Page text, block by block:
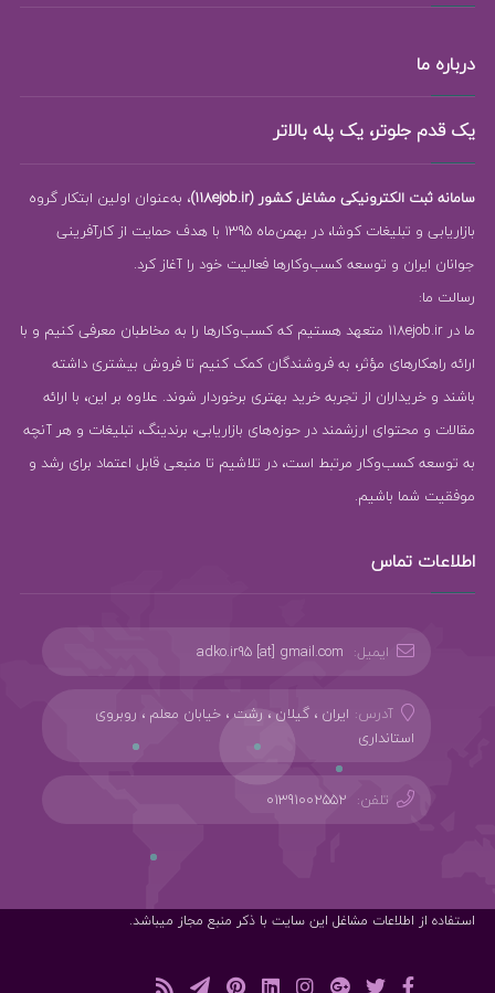
درباره ما
یک قدم جلوتر، یک پله بالاتر
سامانه ثبت الکترونیکی مشاغل کشور (118ejob.ir)
، به‌عنوان اولین ابتکار گروه
بازاریابی و تبلیغات کوشا، در بهمن‌ماه 1395 با هدف حمایت از کارآفرینی
جوانان ایران و توسعه کسب‌وکارها فعالیت خود را آغاز کرد.
رسالت ما:
ما در 118ejob.ir متعهد هستیم که کسب‌وکارها را به مخاطبان معرفی کنیم و با
ارائه راهکارهای مؤثر، به فروشندگان کمک کنیم تا فروش بیشتری داشته
باشند و خریداران از تجربه خرید بهتری برخوردار شوند. علاوه بر این، با ارائه
مقالات و محتوای ارزشمند در حوزه‌های بازاریابی، برندینگ، تبلیغات و هر آنچه
به توسعه کسب‌وکار مرتبط است، در تلاشیم تا منبعی قابل اعتماد برای رشد و
موفقیت شما باشیم.
اطلاعات تماس
ایمیل: adko.ir95 [at] gmail.com
آدرس: ایران ، گیلان ، رشت ، خیابان معلم ، روبروی
استانداری
تلفن: 01391002552
استفاده از اطلاعات مشاغل این سایت با ذکر منبع مجاز میباشد.